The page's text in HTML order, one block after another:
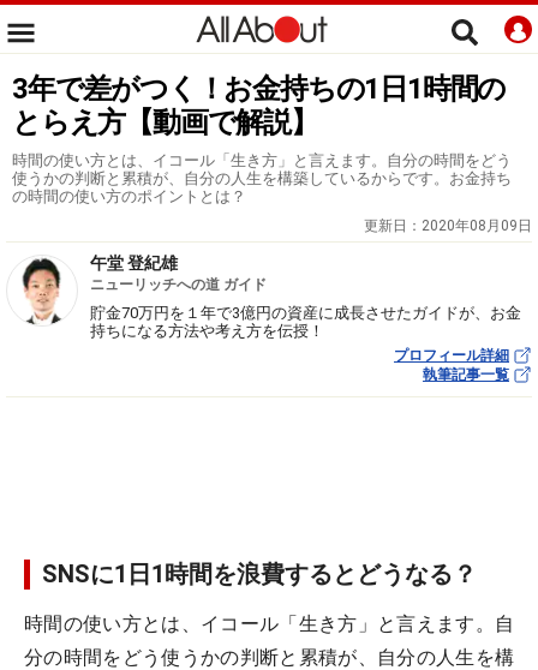
3年で差がつく！お金持ちの1日1時間の
とらえ方【動画で解説】
時間の使い方とは、イコール「生き方」と言えます。自分の時間をどう
使うかの判断と累積が、自分の人生を構築しているからです。お金持ち
の時間の使い方のポイントとは？
更新日： 2020年08月09日
午堂 登紀雄
ニューリッチへの道 ガイド
貯金70万円を１年で3億円の資産に成長させたガイドが、お金
持ちになる方法や考え方を伝授！
プロフィール詳細
執筆記事一覧
SNSに1日1時間を浪費するとどうなる？
時間の使い方とは、イコール「生き方」と言えます。自
分の時間をどう使うかの判断と累積が、自分の人生を構